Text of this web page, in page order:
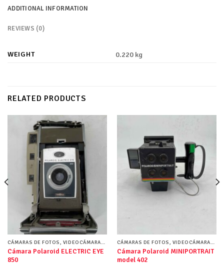
ADDITIONAL INFORMATION
REVIEWS (0)
WEIGHT 0.220 kg
RELATED PRODUCTS
CÁMARAS DE FOTOS, VIDEOCÁMARAS Y FUNDAS
Cámara Polaroid ELECTRIC EYE
850
CÁMARAS DE FOTOS, VIDEOCÁMARAS Y FUNDAS
Cámara Polaroid MINIPORTRAIT
model 402